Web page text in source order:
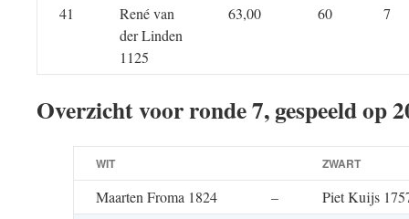
41
René van
der Linden
1125
63,00 60 7
Overzicht voor ronde 7, gespeeld op
WIT ZWART
Maarten Froma 1824 –
Piet Kuijs